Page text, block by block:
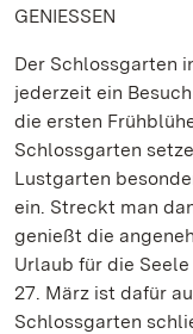
GENIESSEN
Der Schlossgarten
jederzeit ein
die ersten
Schlossgarten
Lustgarten
ein. Streckt man
genießt die
Urlaub für die
27. März ist dafür
Schlossgarten